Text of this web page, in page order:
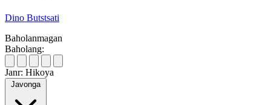
Dino Butstsati
Baholanmagan
Baholang:
Janr: Hikoya
Javonga